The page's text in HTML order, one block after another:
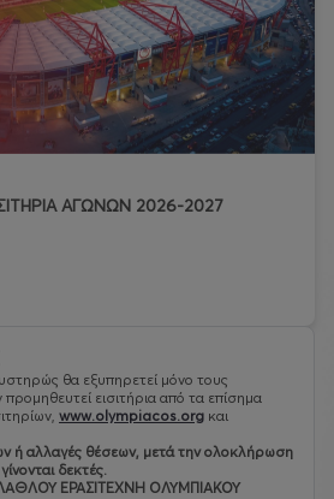
ΑΓΩΝΩΝ 2026-2027
θα εξυπηρετεί μόνο τους
εισιτήρια από τα επίσημα
www.olympiacos.org και
ή αλλαγές θέσεων, μετά την ολοκλήρωση
δεκτές.
ΕΡΑΣΙΤΕΧΝΗ ΟΛΥΜΠΙΑΚΟΥ